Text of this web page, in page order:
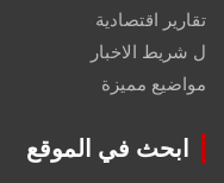
تقارير اقتصادية
ل شريط الاخبار
مواضيع مميزة
ابحث في الموقع